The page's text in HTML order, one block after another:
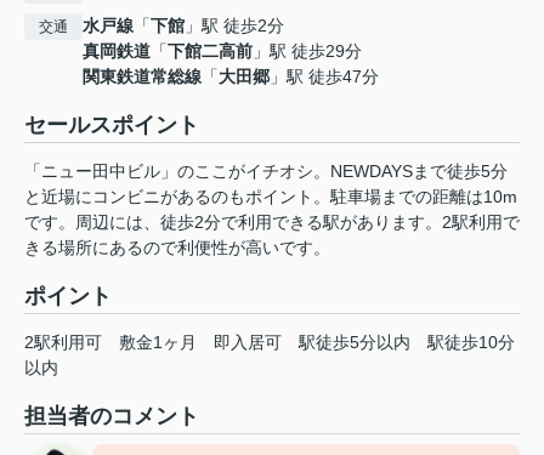
交通 水戸線 「下館 」駅 徒歩2分
真岡鉄道 「下館二高前 」駅 徒歩29分
関東鉄道常総線 「大田郷 」駅 徒歩47分
セールスポイント
「ニュー田中ビル」のここがイチオシ。NEWDAYSまで徒歩5分
と近場にコンビニがあるのもポイント。駐車場までの距離は10m
です。周辺には、徒歩2分で利用できる駅があります。2駅利用で
きる場所にあるので利便性が高いです。
ポイント
2駅利用可 敷金1ヶ月 即入居可 駅徒歩5分以内
駅徒歩10分
以内
担当者のコメント